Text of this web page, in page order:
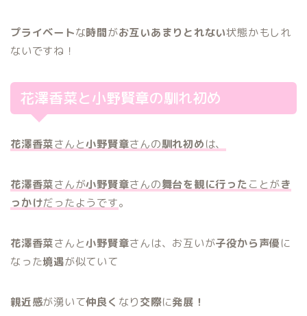
プライベートな時間がお互いあまりとれない状態かもしれ
ないですね！
花澤香菜と小野賢章の馴れ初め
花澤香菜さんと小野賢章さんの馴れ初めは、
花澤香菜さんが小野賢章さんの舞台を観に行ったことがき
っかけだったようです。
花澤香菜さんと小野賢章さんは、お互いが子役から声優に
なった境遇が似ていて
親近感が湧いて仲良く なり交際に発展！